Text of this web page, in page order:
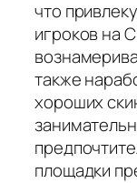
что
игроков на
также
хороших
площадки